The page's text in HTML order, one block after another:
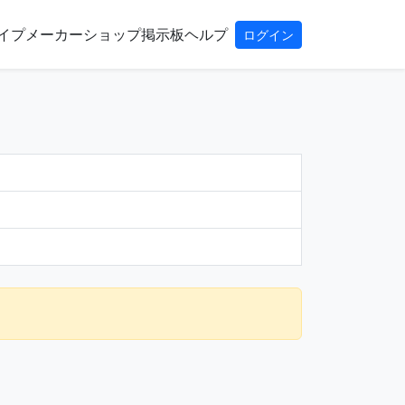
プメーカーショップ掲示板ヘルプ ログイン